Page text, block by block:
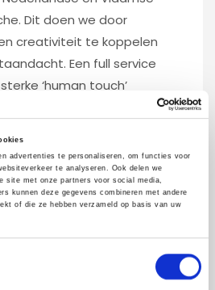
advertenties te personaliseren, om functies voor
te analyseren. Ook delen we
site met onze partners voor social media,
kunnen deze gegevens combineren met andere
of die ze hebben verzameld op basis van uw
Dit doen we door
creativiteit te koppelen
Een full service
‘human touch’
waarbij derelatie
installaties. We luisteren